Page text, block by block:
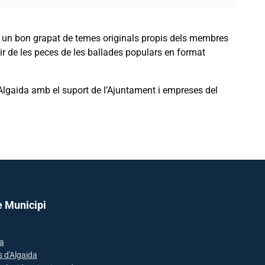
bon grapat de temes originals propis dels membres
de les peces de les ballades populars en format
amb el suport de l’Ajuntament i empreses del
Municipi
d'Algaida